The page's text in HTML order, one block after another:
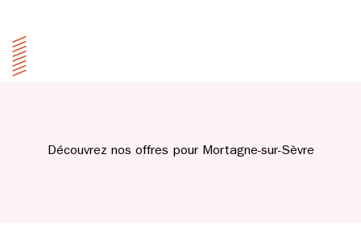
Découvrez nos offres pour Mortagne-sur-Sèvre